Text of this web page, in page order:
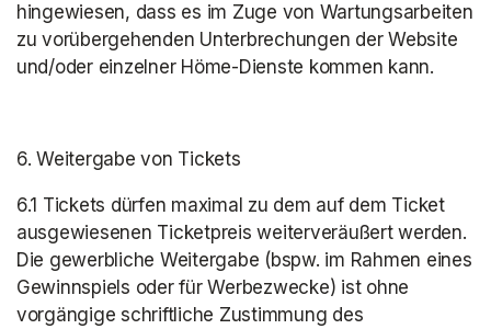
hingewiesen, dass es im Zuge von Wartungsarbeiten
zu vorübergehenden Unterbrechungen der Website
und/oder einzelner Höme-Dienste kommen kann.
6. Weitergabe von Tickets
6.1 Tickets dürfen maximal zu dem auf dem Ticket
ausgewiesenen Ticketpreis weiterveräußert werden.
Die gewerbliche Weitergabe (bspw. im Rahmen eines
Gewinnspiels oder für Werbezwecke) ist ohne
vorgängige schriftliche Zustimmung des